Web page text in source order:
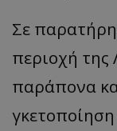
Σε
περιοχή
παράπονα